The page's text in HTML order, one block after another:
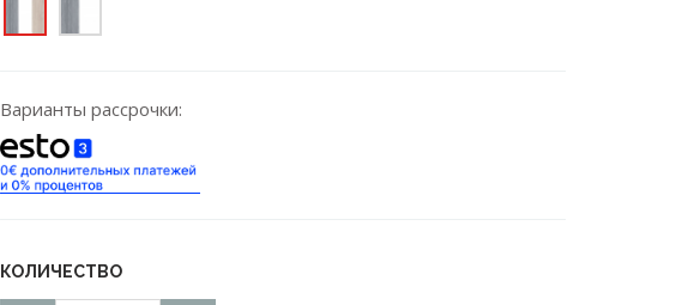
Варианты рассрочки:
КОЛИЧЕСТВО